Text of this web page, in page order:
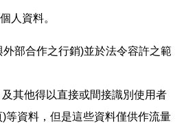
人資料。
部合作之行銷)並於法令容許之範
其他得以直接或間接識別使用者
等資料，但是這些資料僅供作流量